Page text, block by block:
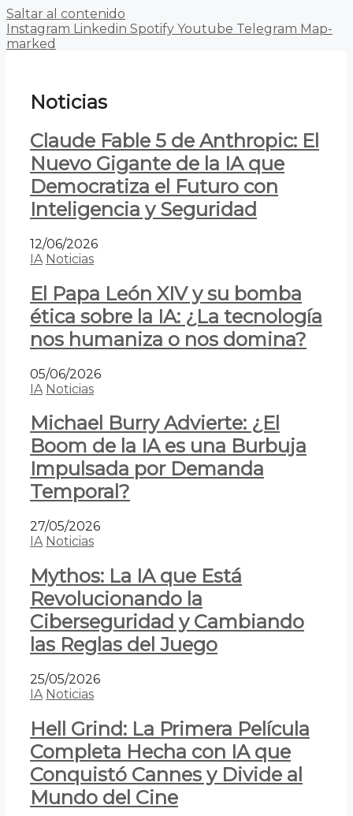
Saltar al contenido
Instagram Linkedin Spotify Youtube Telegram Map-
marked
Noticias
Claude Fable 5 de Anthropic: El
Nuevo Gigante de la IA que
Democratiza el Futuro con
Inteligencia y Seguridad
12/06/2026
IA Noticias
El Papa León XIV y su bomba
ética sobre la IA: ¿La tecnología
nos humaniza o nos domina?
05/06/2026
IA Noticias
Michael Burry Advierte: ¿El
Boom de la IA es una Burbuja
Impulsada por Demanda
Temporal?
27/05/2026
IA Noticias
Mythos: La IA que Está
Revolucionando la
Ciberseguridad y Cambiando
las Reglas del Juego
25/05/2026
IA Noticias
Hell Grind: La Primera Película
Completa Hecha con IA que
Conquistó Cannes y Divide al
Mundo del Cine